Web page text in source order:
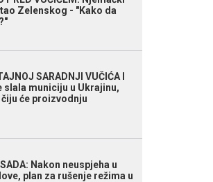
Zelenskog - "Kako da
SARADNJI VUČIĆA I
slala municiju u Ukrajinu,
će proizvodnju
Nakon neuspjeha u
plan za rušenje režima u